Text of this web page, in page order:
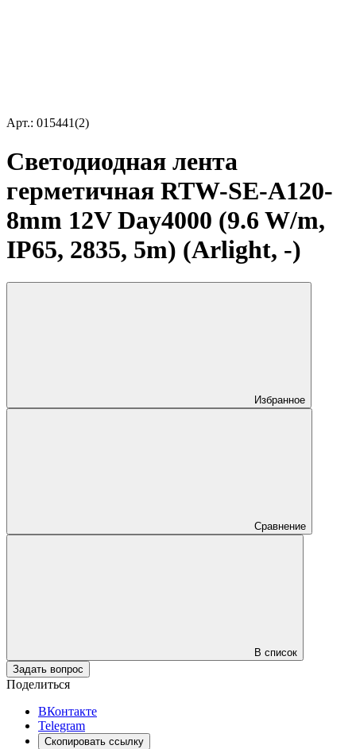
Арт.: 015441(2)
Светодиодная лента
герметичная RTW-SE-A120-
8mm 12V Day4000 (9.6 W/m,
IP65, 2835, 5m) (Arlight, -)
Избранное
Сравнение
В список
Задать вопрос
Поделиться
ВКонтакте
Telegram
Скопировать ссылку